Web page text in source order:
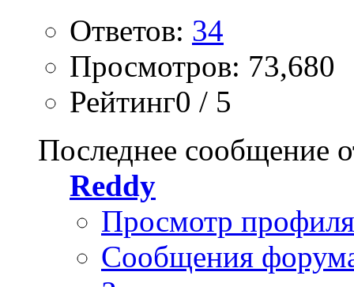
Ответов: 34
Просмотров: 73,680
Рейтинг0 / 5
Последнее сообщение
Reddy
Просмотр профиля
Сообщения